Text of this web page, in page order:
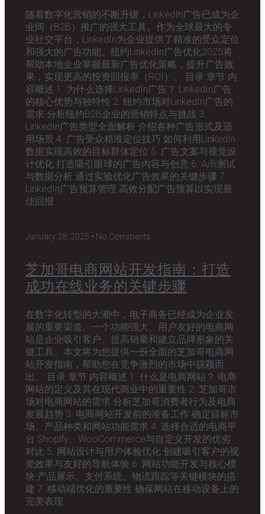
随着数字化营销的不断升级，LinkedIn广告已成为企
业间（B2B）推广的强大工具。作为全球最大的专
业社交平台，LinkedIn为企业提供了精准的受众定位
和强大的广告功能。纽约LinkedIn广告优化2025将
帮助本地企业掌握最新广告优化策略，提升广告效
果，实现更高的投资回报率（ROI）。 目录 章节 内
容概述 1. 为什么选择LinkedIn广告？ LinkedIn广告
的核心优势与独特性 2. 纽约市场对LinkedIn广告的
需求 分析纽约B2B企业的营销特点与挑战 3.
LinkedIn广告类型全面解析 介绍各种广告形式及适
用场景 4. 广告受众精准定位技巧 如何利用LinkedIn
数据实现高效的目标群体定位 5. 广告文案与视觉设
计优化 打造吸引眼球的广告内容与创意 6. A/B测试
与数据分析 通过实验优化广告效果的关键步骤 7.
LinkedIn广告预算管理 高效分配广告预算以实现最
佳回报
January 28, 2025 No Comments
芝加哥电商网站开发指南：打造
成功在线业务的关键步骤
在数字化转型的大潮中，电子商务已经成为企业发
展的重要渠道。一个功能强大、用户友好的电商网
站是企业吸引客户、提高销量和建立品牌形象的关
键工具。本文将为您提供一份全面的芝加哥电商网
站开发指南，帮助您在竞争激烈的市场中脱颖而
出。 目录 章节 内容概述 1. 什么是电商网站？ 电商
网站的定义及其在现代商业中的重要性 2. 芝加哥市
场对电商网站的需求 分析芝加哥消费者行为及电商
发展趋势 3. 电商网站开发前的准备工作 确定目标市
场、产品种类和网站功能需求 4. 选择合适的电商平
台 Shopify、WooCommerce与自定义开发的优劣
对比 5. 网站设计与用户体验优化 创建吸引客户的视
觉效果与友好的导航体验 6. 网站功能开发与核心模
块 产品展示、支付系统、物流跟踪等关键模块的搭
建 7. 移动端优化的重要性 确保网站在移动设备上的
完美表现